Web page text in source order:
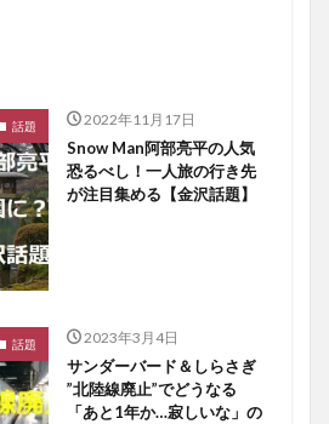
話題 2022年11月17日
Snow Man阿部亮平の人気
恐るべし！一人旅の行き先
が注目集める【金沢話題】
話題 2023年3月4日
サンダーバード＆しらさぎ
”北陸線廃止”でどうなる
「あと1年か…寂しいな」の